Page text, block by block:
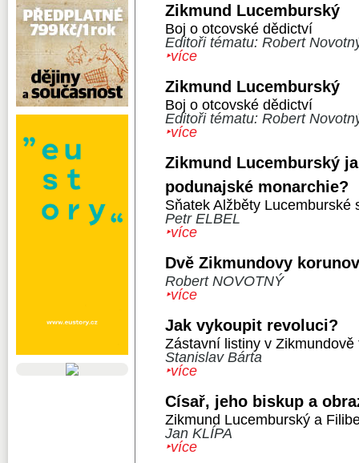
Zikmund Lucemburský
Boj o otcovské dědictví
Editoři tématu: Robert
‣více
Zikmund Lucemburský
Boj o otcovské dědictví
Editoři tématu: Robert
‣více
Zikmund Lucemburský
podunajské monarchie?
Sňatek Alžběty Lucemburské
Petr ELBEL
‣více
Dvě Zikmundovy
Robert NOVOTNÝ
‣více
Jak vykoupit revoluci?
Zástavní listiny v
Stanislav Bárta
‣více
Císař, jeho biskup a
Zikmund Lucemburský a
Jan KLÍPA
‣více